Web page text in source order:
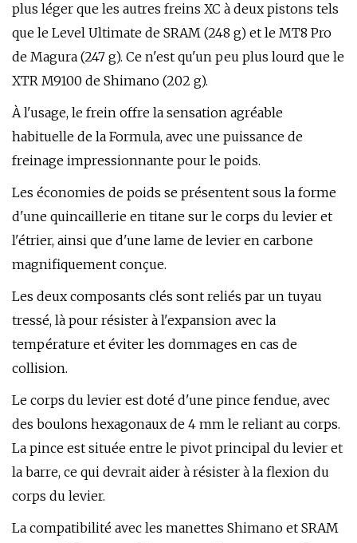
plus léger que les autres freins XC à deux pistons tels
que le Level Ultimate de SRAM (248 g) et le MT8 Pro
de Magura (247 g). Ce n'est qu'un peu plus lourd que le
XTR M9100 de Shimano (202 g).
À l'usage, le frein offre la sensation agréable
habituelle de la Formula, avec une puissance de
freinage impressionnante pour le poids.
Les économies de poids se présentent sous la forme
d'une quincaillerie en titane sur le corps du levier et
l'étrier, ainsi que d'une lame de levier en carbone
magnifiquement conçue.
Les deux composants clés sont reliés par un tuyau
tressé, là pour résister à l'expansion avec la
température et éviter les dommages en cas de
collision.
Le corps du levier est doté d'une pince fendue, avec
des boulons hexagonaux de 4 mm le reliant au corps.
La pince est située entre le pivot principal du levier et
la barre, ce qui devrait aider à résister à la flexion du
corps du levier.
La compatibilité avec les manettes Shimano et SRAM